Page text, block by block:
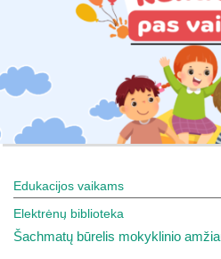
Edukacijos vaikams
Elektrėnų biblioteka
Šachmatų būrelis mokyklinio